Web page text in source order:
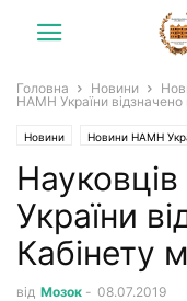
Головна Новини
НАМН України відзначено
Новини Новини НАМН
України
Кабінету
від Мозок - 08.07.2019